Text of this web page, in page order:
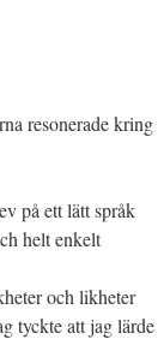
resonerade kring
på ett lätt språk
helt enkelt
och likheter
tyckte att jag lärde